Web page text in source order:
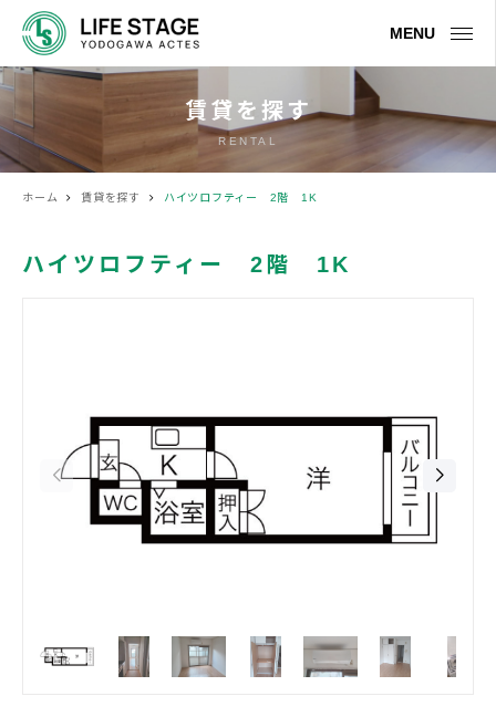
MENU
賃貸を探す
RENTAL
ホーム 賃貸を探す ハイツロフティー 2階 1K
ハイツロフティー 2階 1K